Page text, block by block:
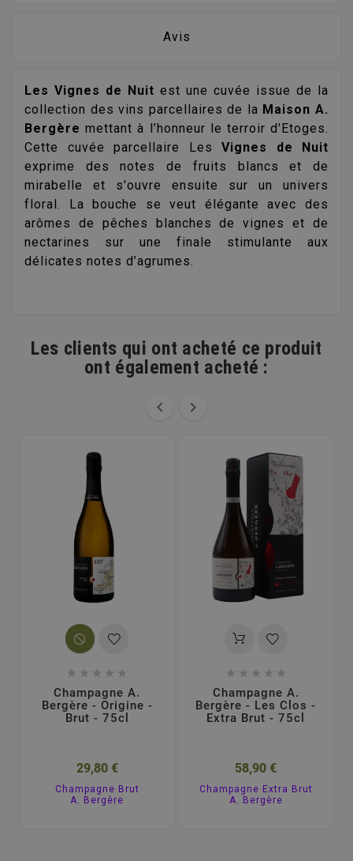
Avis
Les Vignes de Nuit est une cuvée issue de la
collection des vins parcellaires de la Maison A.
Bergère mettant à l’honneur le terroir d'Etoges.
Cette cuvée parcellaire Les Vignes de Nuit
exprime des notes de fruits blancs et de
mirabelle et s'ouvre ensuite sur un univers
floral. La bouche se veut élégante avec des
arômes de pêches blanches de vignes et de
nectarines sur une finale stimulante aux
délicates notes d’agrumes.
Les clients qui ont acheté ce produit
ont également acheté :
 
    
Champagne A.
Bergère - Origine -
Brut - 75cl
29,80 €
Champagne Brut
A. Bergère
    
Champagne A.
Bergère - Les Clos -
Extra Brut - 75cl
58,90 €
Champagne Extra Brut
A. Bergère